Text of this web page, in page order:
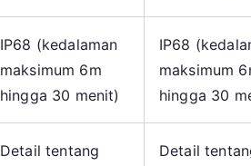
IP68 (kedalaman
maksimum 6m
hingga 30 menit)
IP68
maksimum
hingga 30
Detail tentang
Detail